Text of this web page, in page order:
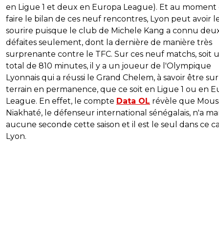
en Ligue 1 et deux en Europa League). Et au moment
faire le bilan de ces neuf rencontres, Lyon peut avoir
sourire puisque le club de Michele Kang a connu
défaites seulement, dont la dernière de manière très
surprenante contre le TFC. Sur ces neuf matchs, soit
total de 810 minutes, il y a un joueur de l'Olympique
Lyonnais qui a réussi le Grand Chelem, à savoir être
terrain en permanence, que ce soit en Ligue 1 ou en
League. En effet, le compte Data OL révèle que
Niakhaté, le défenseur international sénégalais, n'a
aucune seconde cette saison et il est le seul dans ce
Lyon.